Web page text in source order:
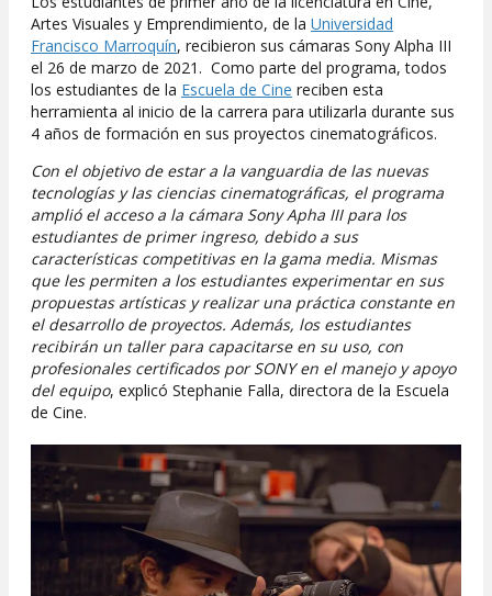
Artes Visuales y Emprendimiento, de la Universidad
Francisco Marroquín, recibieron sus cámaras Sony Alpha III
el 26 de marzo de 2021. Como parte del programa, todos
los estudiantes de la Escuela de Cine reciben esta
herramienta al inicio de la carrera para utilizarla durante sus
4 años de formación en sus proyectos cinematográficos.
Con el objetivo de estar a la vanguardia de las nuevas
tecnologías y las ciencias cinematográficas, el programa
amplió el acceso a la cámara Sony Apha III para los
estudiantes de primer ingreso, debido a sus
características competitivas en la gama media. Mismas
que les permiten a los estudiantes experimentar en sus
propuestas artísticas y realizar una práctica constante en
el desarrollo de proyectos. Además, los estudiantes
recibirán un taller para capacitarse en su uso, con
profesionales certificados por SONY en el manejo y apoyo
del equipo, explicó Stephanie Falla, directora de la Escuela
de Cine.